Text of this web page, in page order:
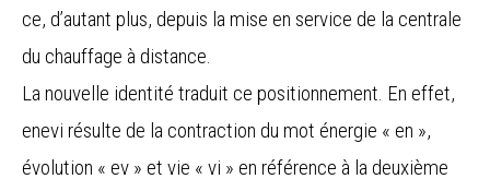
ce, d’autant plus, depuis la mise en service de la centrale
du chauffage à distance.
La nouvelle identité traduit ce positionnement. En effet,
enevi résulte de la contraction du mot énergie « en »,
évolution « ev » et vie « vi » en référence à la deuxième